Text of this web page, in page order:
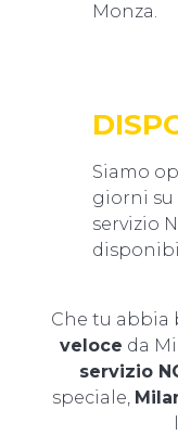
Monza.
Siamo
giorni su
servizio
Che tu abbia
veloce da
servizio
speciale,